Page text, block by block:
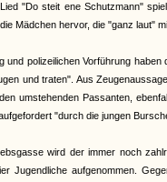
"Do steit ene Schutzmann"
Mädchen hervor, die "ganz laut"
und polizeilichen Vorführung
und traten". Aus
umstehenden Passanten,
"durch die jungen
wird der immer noch
Jugendliche aufgenommen.